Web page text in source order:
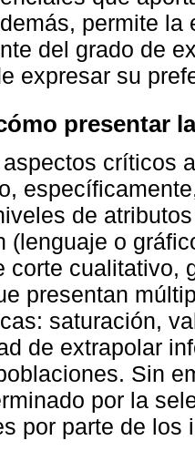
permite
del grado de
expresar su
presentar
críticos
de
(lenguaje o
corte cualitativo,
presentan
saturación,
de extrapolar
Sin
por la
por parte de los